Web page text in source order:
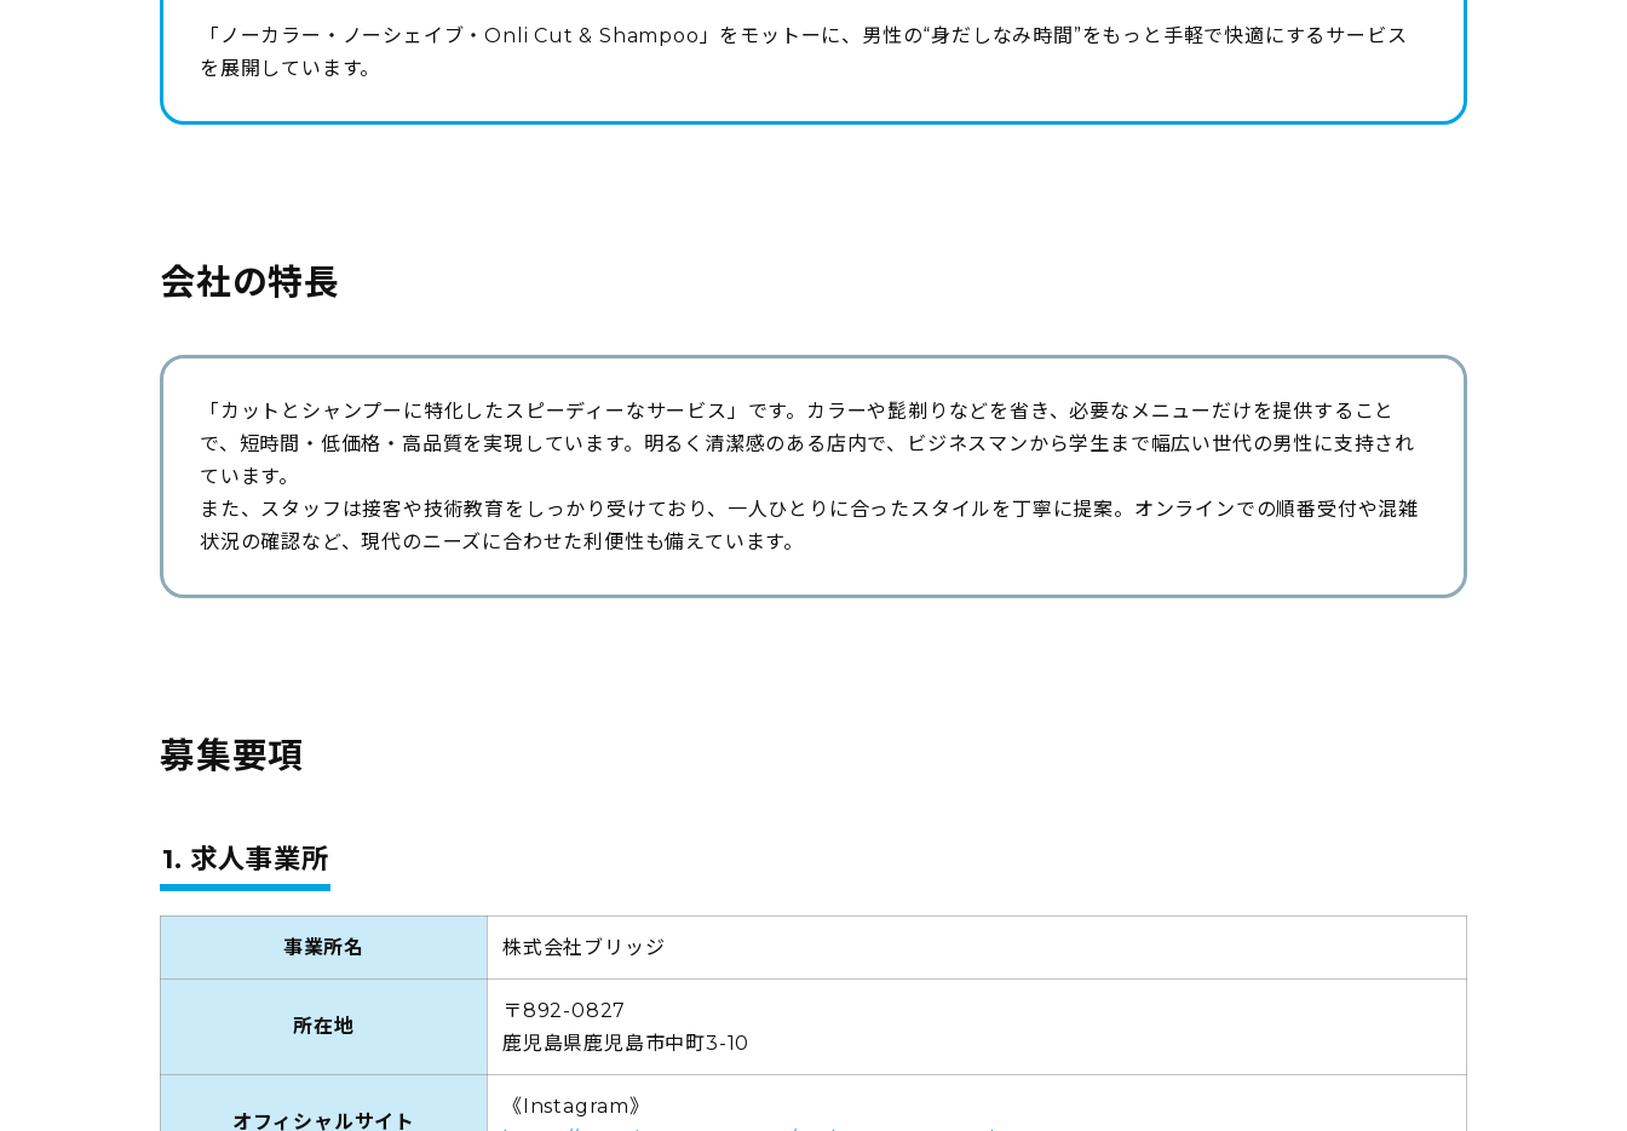
「ノーカラー・ノーシェイブ・Onli Cut & Shampoo」をモットーに、男性の“身だしなみ時間”をもっと手軽で快適にするサービス
を展開しています。
会社の特長
「カットとシャンプーに特化したスピーディーなサービス」です。カラーや髭剃りなどを省き、必要なメニューだけを提供すること
で、短時間・低価格・高品質を実現しています。明るく清潔感のある店内で、ビジネスマンから学生まで幅広い世代の男性に支持され
ています。
また、スタッフは接客や技術教育をしっかり受けており、一人ひとりに合ったスタイルを丁寧に提案。オンラインでの順番受付や混雑
状況の確認など、現代のニーズに合わせた利便性も備えています。
募集要項
1. 求人事業所
事業所名 株式会社ブリッジ
所在地
〒892-0827
鹿児島県鹿児島市中町3-10
オフィシャルサイト
《Instagram》